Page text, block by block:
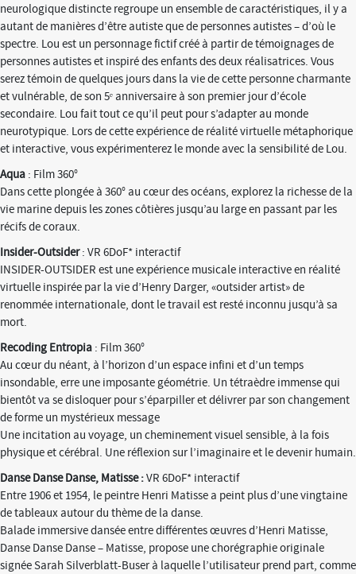
neurologique distincte regroupe un ensemble de caractéristiques, il y a
autant de manières d’être autiste que de personnes autistes – d’où le
spectre. Lou est un personnage fictif créé à partir de témoignages de
personnes autistes et inspiré des enfants des deux réalisatrices. Vous
serez témoin de quelques jours dans la vie de cette personne charmante
et vulnérable, de son 5ᵉ anniversaire à son premier jour d’école
secondaire. Lou fait tout ce qu’il peut pour s’adapter au monde
neurotypique. Lors de cette expérience de réalité virtuelle métaphorique
et interactive, vous expérimenterez le monde avec la sensibilité de Lou.
Aqua : Film 360°
Dans cette plongée à 360° au cœur des océans, explorez la richesse de la
vie marine depuis les zones côtières jusqu’au large en passant par les
récifs de coraux.
Insider-Outsider: VR 6DoF* interactif
INSIDER-OUTSIDER est une expérience musicale interactive en réalité
virtuelle inspirée par la vie d’Henry Darger, «outsider artist» de
renommée internationale, dont le travail est resté inconnu jusqu’à sa
mort.
Recoding Entropia : Film 360°
Au cœur du néant, à l’horizon d’un espace infini et d’un temps
insondable, erre une imposante géométrie. Un tétraèdre immense qui
bientôt va se disloquer pour s’éparpiller et délivrer par son changement
de forme un mystérieux message
Une incitation au voyage, un cheminement visuel sensible, à la fois
physique et cérébral. Une réflexion sur l’imaginaire et le devenir humain.
Danse Danse Danse, Matisse :VR 6DoF* interactif
Entre 1906 et 1954, le peintre Henri Matisse a peint plus d’une vingtaine
de tableaux autour du thème de la danse.
Balade immersive dansée entre différentes œuvres d’Henri Matisse,
Danse Danse Danse – Matisse, propose une chorégraphie originale
signée Sarah Silverblatt-Buser à laquelle l’utilisateur prend part, comme